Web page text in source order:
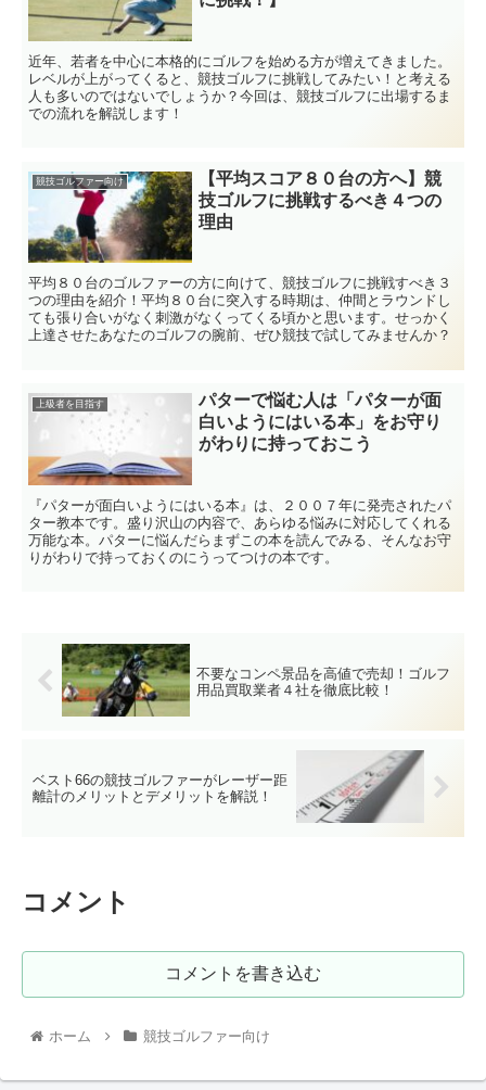
近年、若者を中心に本格的にゴルフを始める方が増えてきました。
レベルが上がってくると、競技ゴルフに挑戦してみたい！と考える
人も多いのではないでしょうか？今回は、競技ゴルフに出場するま
での流れを解説します！
競技ゴルファー向け
【平均スコア８０台の方へ】競
技ゴルフに挑戦するべき４つの
理由
平均８０台のゴルファーの方に向けて、競技ゴルフに挑戦すべき３
つの理由を紹介！平均８０台に突入する時期は、仲間とラウンドし
ても張り合いがなく刺激がなくってくる頃かと思います。せっかく
上達させたあなたのゴルフの腕前、ぜひ競技で試してみませんか？
上級者を目指す
パターで悩む人は「パターが面
白いようにはいる本」をお守り
がわりに持っておこう
『パターが面白いようにはいる本』は、２００７年に発売されたパ
ター教本です。盛り沢山の内容で、あらゆる悩みに対応してくれる
万能な本。パターに悩んだらまずこの本を読んでみる、そんなお守
りがわりで持っておくのにうってつけの本です。
不要なコンペ景品を高値で売却！ゴルフ
用品買取業者４社を徹底比較！
ベスト66の競技ゴルファーがレーザー距
離計のメリットとデメリットを解説！
コメント
コメントを書き込む
ホーム 競技ゴルファー向け